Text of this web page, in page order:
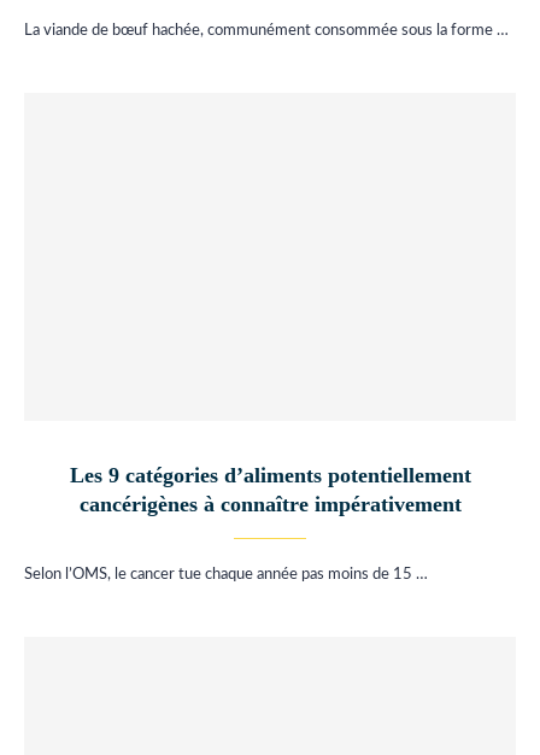
La viande de bœuf hachée, communément consommée sous la forme …
Les 9 catégories d’aliments potentiellement
cancérigènes à connaître impérativement
Selon l’OMS, le cancer tue chaque année pas moins de 15 …